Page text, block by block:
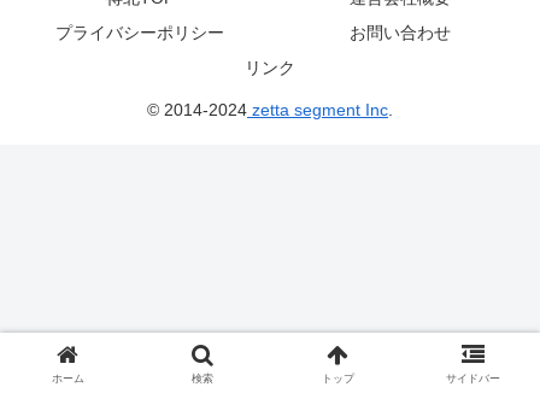
プライバシーポリシー
お問い合わせ
リンク
© 2014-2024 zetta segment Inc
ホーム 検索 トップ サイドバー